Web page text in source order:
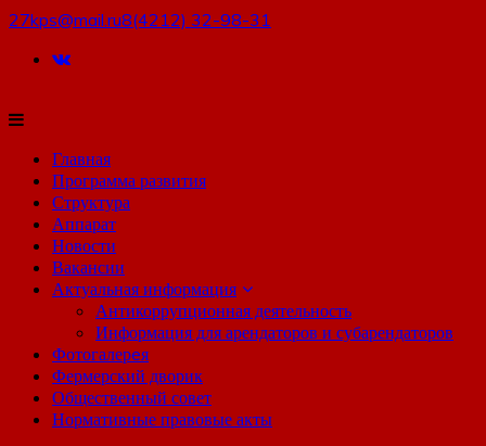
27kps@mail.ru8(4212) 32-98-31
Главная
Программа развития
Структура
Аппарат
Новости
Вакансии
Актуальная информация
Антикоррупционная деятельность
Информация для арендаторов и субарендаторов
Фотогалерeя
Фермерский дворик
Общественный совет
Нормативные правовые акты